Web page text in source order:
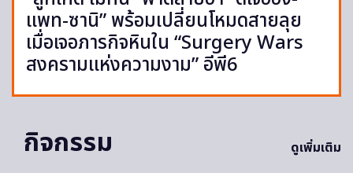
แพท-ซานิ” พร้อมเปลี่ยนโหมดสายลุย
เมื่อเจอภารกิจหินใน “Surgery Wars
สงครามแห่งความงาม” อีพี6
กิจกรรม ดูเพิ่มเติม